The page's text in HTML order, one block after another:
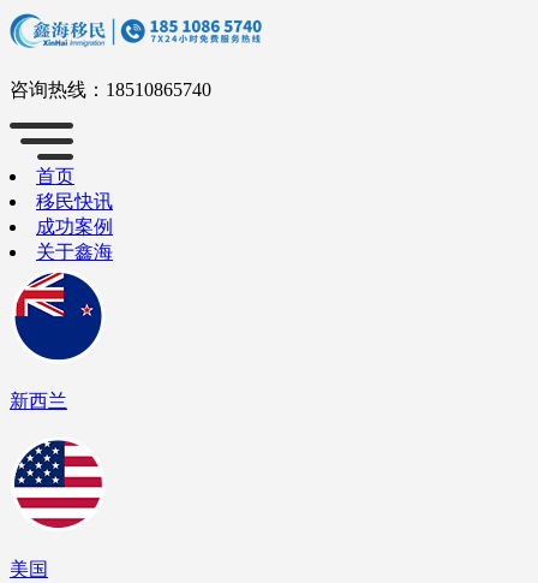
咨询热线： 18510865740
首页
移民快讯
成功案例
关于鑫海
新西兰
美国